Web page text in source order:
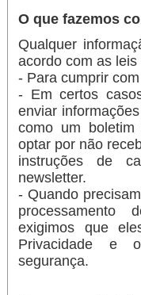
O que fazemos
Qualquer
acordo com as
- Para cumprir
- Em certos
enviar
como um boletim
optar por não
instruções de
newsletter.
- Quando
processamento
exigimos que
Privacidade e
segurança.